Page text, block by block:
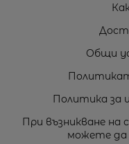
Общи
Политика за
При възникване на
можете да